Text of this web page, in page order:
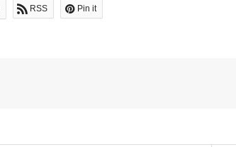
RSS Pin it